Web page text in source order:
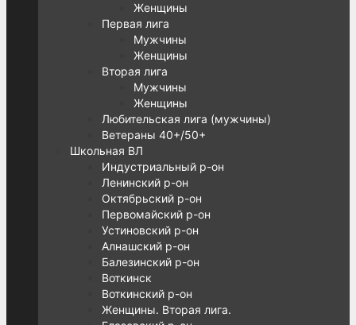
Женщины
Первая лига
Мужчины
Женщины
Вторая лига
Мужчины
Женщины
Любительская лига (мужчины)
Ветераны 40+/50+
Школьная ВЛ
Индустриальный р-он
Ленинский р-он
Октябрьский р-он
Первомайский р-он
Устиновский р-он
Алнашский р-он
Балезинский р-он
Воткинск
Воткинский р-он
Женщины. Вторая лига.